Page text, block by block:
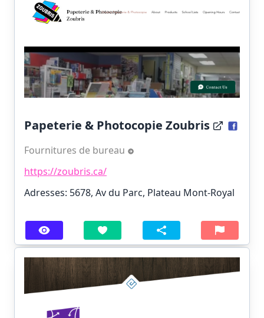
Papeterie & Photocopie Zoubris
Fournitures de bureau
https://zoubris.ca/
Adresses: 5678, Av du Parc, Plateau Mont-Royal